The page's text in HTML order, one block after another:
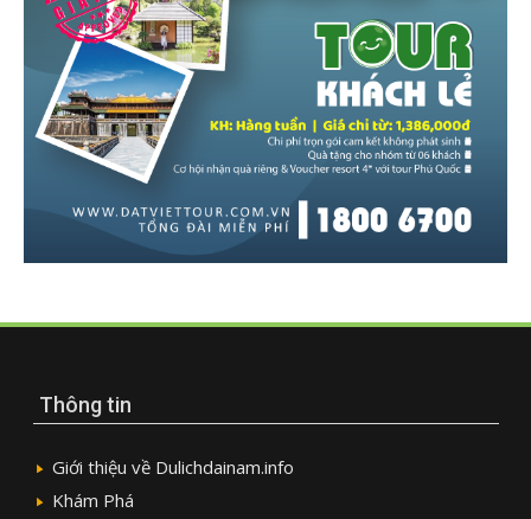
Thông tin
Giới thiệu về Dulichdainam.info
Khám Phá